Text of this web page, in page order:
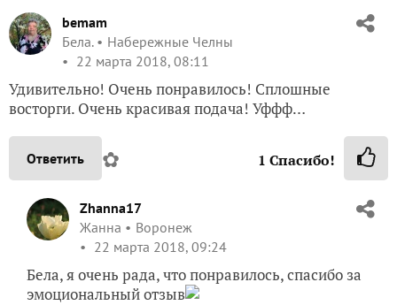
bemam
Бела.
Набережные Челны
22 марта 2018, 08:11
Удивительно! Очень понравилось! Сплошные
восторги. Очень красивая подача! Уффф…
Ответить ✿ 1 Спасибо!
Zhanna17
Жанна
Воронеж
22 марта 2018, 09:24
Бела, я очень рада, что понравилось, спасибо за
эмоциональный отзыв